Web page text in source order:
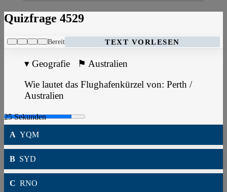
Quizfrage 4529
Bereit TEXT VORLESEN
▾ Geografie ⚑ Australien
Wie lautet das Flughafenkürzel von: Perth /
Australien
A YQM
B SYD
C RNO